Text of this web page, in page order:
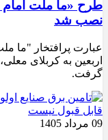
طرح «ما ملت امام
نصب شد
عبارت پرافتخار "ما
اربعین به کربلای
گرفت.
09 مرداد 1405